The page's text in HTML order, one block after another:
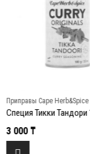
Приправы Cape Herb&Spice
Специя Тикки Тандори
3 000 ₸